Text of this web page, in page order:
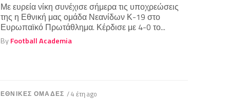
Με ευρεία νίκη συνέχισε σήμερα τις υποχρεώσεις
της η Εθνική μας ομάδα Νεανίδων Κ-19 στο
Ευρωπαϊκό Πρωτάθλημα. Κέρδισε με 4-0 το...
ByFootball Academia
ΕΘΝΙΚΕΣ ΟΜΑΔΕΣ / 4 έτη ago